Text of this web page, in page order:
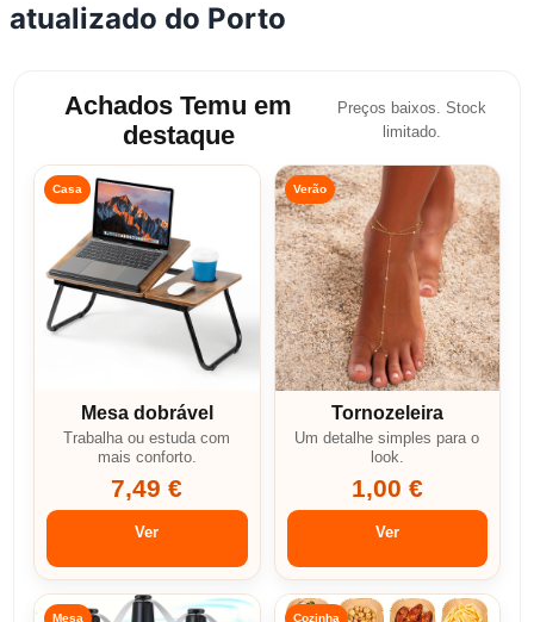
atualizado do Porto
Achados Temu em
destaque
Preços baixos. Stock
limitado.
Casa
Mesa dobrável
Trabalha ou estuda com
mais conforto.
7,49 €
Ver
Verão
Tornozeleira
Um detalhe simples para o
look.
1,00 €
Ver
Mesa Cozinha